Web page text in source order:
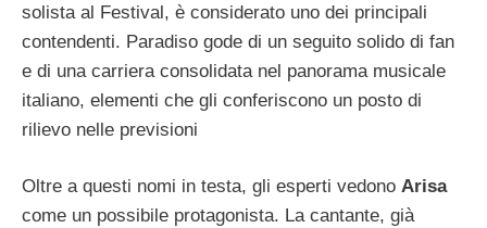
solista al Festival, è considerato uno dei principali
contendenti. Paradiso gode di un seguito solido di fan
e di una carriera consolidata nel panorama musicale
italiano, elementi che gli conferiscono un posto di
rilievo nelle previsioni
Oltre a questi nomi in testa, gli esperti vedono Arisa
come un possibile protagonista. La cantante, già